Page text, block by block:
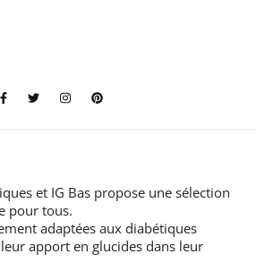
et IG Bas propose une sélection
pour tous.
adaptées aux diabétiques
apport en glucides dans leur